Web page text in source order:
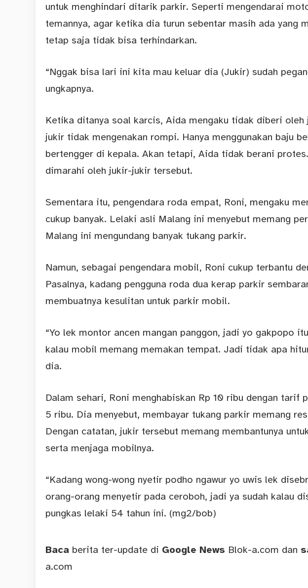
untuk menghindari ditarik parkir. Seperti mengendarai
temannya, agar ketika dia turun sebentar masih ada yang
tetap saja tidak bisa terhindarkan.
“Nggak bisa lari ini kita mau keluar dia (Jukir) sudah
ungkapnya.
Ketika ditanya soal karcis, Aida mengaku tidak diberi oleh
jukir tidak mengenakan rompi. Hanya menggunakan baju
bertengger di kepala. Akan tetapi, Aida tidak berani
dimarahi oleh jukir-jukir tersebut.
Sementara itu, pengendara roda empat, Roni, mengaku
cukup banyak. Lelaki asli Malang ini menyebut memang
Malang ini mengundang banyak tukang parkir.
Namun, sebagai pengendara mobil, Roni cukup terbantu
Pasalnya, kadang pengguna roda dua kerap parkir
membuatnya kesulitan untuk parkir mobil.
“Yo lek montor ancen mangan panggon, jadi yo gakpopo
kalau mobil memang memakan tempat. Jadi tidak apa
dia.
Dalam sehari, Roni menghabiskan Rp 10 ribu dengan tarif
5 ribu. Dia menyebut, membayar tukang parkir memang
Dengan catatan, jukir tersebut memang membantunya
serta menjaga mobilnya.
“Kadang wong-wong nyetir podho ngawur yo uwis lek
orang-orang menyetir pada ceroboh, jadi ya sudah kalau
pungkas lelaki 54 tahun ini. (mg2/bob)
Baca berita ter-update di Google News Blok-a.com dan
a.com